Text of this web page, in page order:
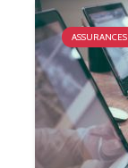
ASSURANCES